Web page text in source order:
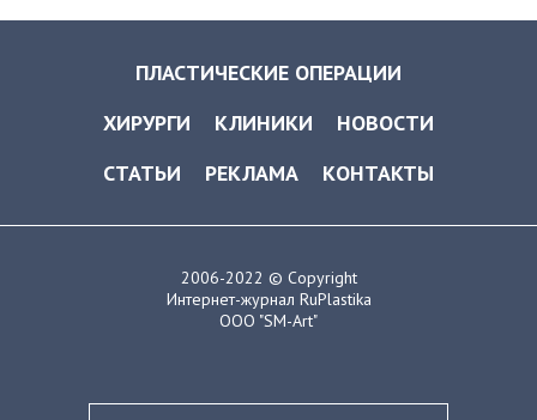
ПЛАСТИЧЕСКИЕ ОПЕРАЦИИ
ХИРУРГИ
КЛИНИКИ
НОВОСТИ
СТАТЬИ
РЕКЛАМА КОНТАКТЫ
2006-2022 © Copyright
Интернет-журнал RuPlastika
ООО "SM-Art"